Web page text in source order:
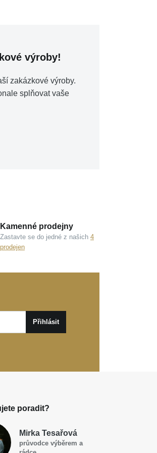
výroby!
zakázkové výroby.
splňovat vaše
Kamenné prodejny
Zastavte se do jedné z našich 4
prodejen
Přihlásit
poradit?
Mirka Tesařová
průvodce výběrem a